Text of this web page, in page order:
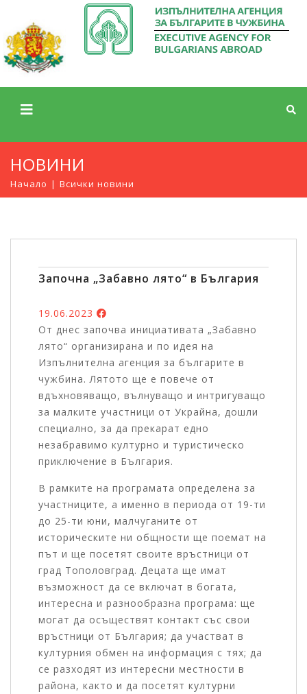
НОВИНИ
Начало Всички новини
Започна „Забавно лято“ в България
19.06.2023
От днес започва инициативата „Забавно
лято“ организирана и по идея на
Изпълнителна агенция за българите в
чужбина. Лятото ще е повече от
вдъхновяващо, вълнуващо и интригуващо
за малките участници от Украйна, дошли
специално, за да прекарат едно
незабравимо културно и туристическо
приключение в България.
В рамките на програмата определена за
участниците, а именно в периода от 19-ти
до 25-ти юни, малчуганите от
историческите ни общности ще поемат на
път и ще посетят своите връстници от
град Тополовград. Децата ще имат
възможност да се включат в богата,
интересна и разнообразна програма: ще
могат да осъществят контакт със свои
връстници от България; да участват в
културния обмен на информация с тях; да
се разходят из интересни местности в
района, както и да посетят културни